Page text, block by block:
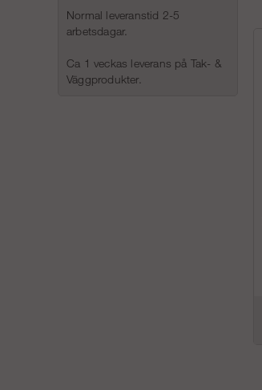
Normal leveranstid 2-5
arbetsdagar.
Ca 1 veckas leverans på Tak- &
Väggprodukter.